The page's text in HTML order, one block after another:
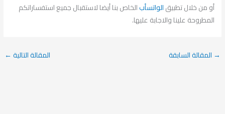
أو من خلال تطبيقالواتسأبالخاص بنا أيضا لاستقبال جميع استفساراتكم
المطروحة علينا والاجابة عليها.
→ المقالة السابقة المقالة التالية←